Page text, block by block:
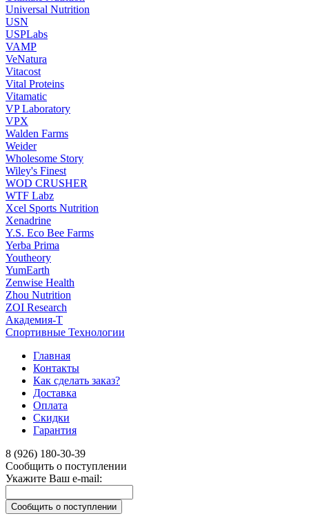
Universal Nutrition
USN
USPLabs
VAMP
VeNatura
Vitacost
Vital Proteins
Vitamatic
VP Laboratory
VPX
Walden Farms
Weider
Wholesome Story
Wiley's Finest
WOD CRUSHER
WTF Labz
Xcel Sports Nutrition
Xenadrine
Y.S. Eco Bee Farms
Yerba Prima
Youtheory
YumEarth
Zenwise Health
Zhou Nutrition
ZOI Research
Академия-Т
Спортивные Технологии
Главная
Контакты
Как сделать заказ?
Доставка
Оплата
Скидки
Гарантия
8 (926) 180-30-39
Сообщить о поступлении
Укажите Ваш e-mail: